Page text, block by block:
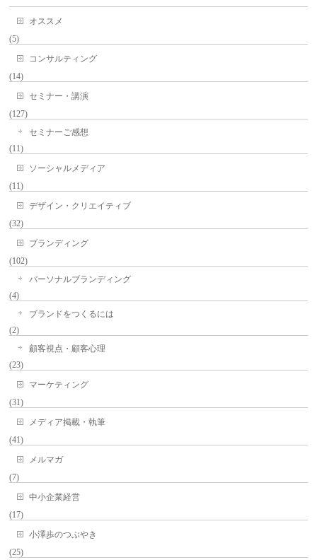
オススメ
(5)
コンサルティング
(14)
セミナー・講演
(127)
セミナーご感想
(11)
ソーシャルメディア
(11)
デザイン・クリエイティブ
(32)
ブランディング
(102)
パーソナルブランディング
(4)
ブランドをつくるには
(2)
顧客視点・顧客心理
(23)
マーケティング
(31)
メディア掲載・執筆
(41)
メルマガ
(7)
中小企業経営
(17)
小澤歩のつぶやき
(25)